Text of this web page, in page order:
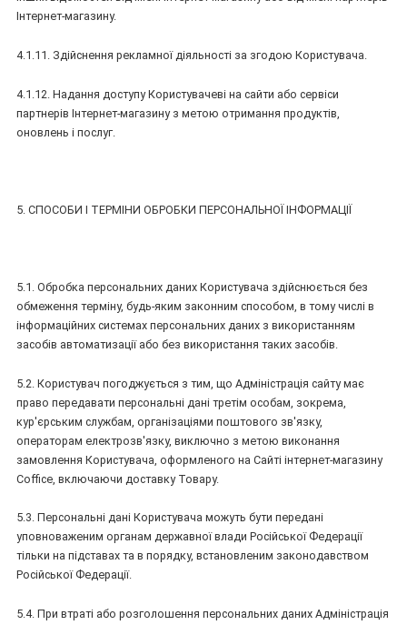
Інтернет-магазину.
4.1.11. Здійснення рекламної діяльності за згодою Користувача.
4.1.12. Надання доступу Користувачеві на сайти або сервіси
партнерів Інтернет-магазину з метою отримання продуктів,
оновлень і послуг.
5. СПОСОБИ І ТЕРМІНИ ОБРОБКИ ПЕРСОНАЛЬНОЇ ІНФОРМАЦІЇ
5.1. Обробка персональних даних Користувача здійснюється без
обмеження терміну, будь-яким законним способом, в тому числі в
інформаційних системах персональних даних з використанням
засобів автоматизації або без використання таких засобів.
5.2. Користувач погоджується з тим, що Адміністрація сайту має
право передавати персональні дані третім особам, зокрема,
кур'єрським службам, організаціями поштового зв'язку,
операторам електрозв'язку, виключно з метою виконання
замовлення Користувача, оформленого на Сайті інтернет-магазину
Coffice, включаючи доставку Товару.
5.3. Персональні дані Користувача можуть бути передані
уповноваженим органам державної влади Російської Федерації
тільки на підставах та в порядку, встановленим законодавством
Російської Федерації.
5.4. При втраті або розголошення персональних даних Адміністрація